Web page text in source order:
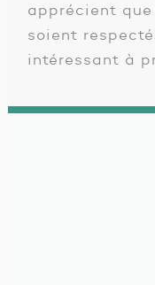
apprécient que
soient
intéressant à